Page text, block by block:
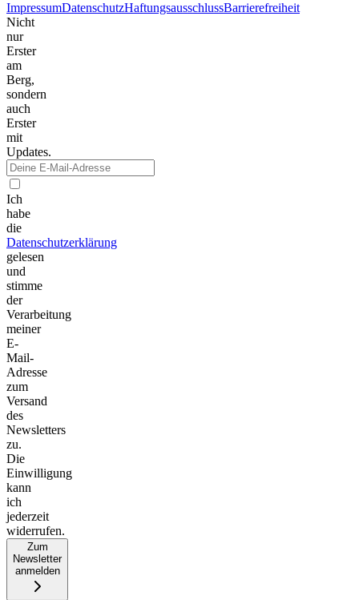
ImpressumDatenschutzHaftungsausschlussBarrierefreiheit
Nicht
nur
Erster
am
Berg,
sondern
auch
Erster
mit
Updates.
Ich
habe
die
Datenschutzerklärung
gelesen
und
stimme
der
Verarbeitung
meiner
E-
Mail-
Adresse
zum
Versand
des
Newsletters
zu.
Die
Einwilligung
kann
ich
jederzeit
widerrufen.
Zum
Newsletter
anmelden